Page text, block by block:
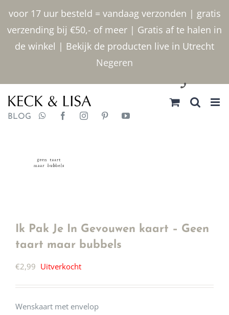
voor 17 uur besteld = vandaag verzonden | gratis
verzending bij €50,- of meer | Gratis af te halen in
de winkel | Bekijk de producten live in Utrecht
Negeren
inhoud
030 2400000
BLOG
Ik Pak Je In Gevouwen kaart – Geen
taart maar bubbels
€2,99 Uitverkocht
Wenskaart met envelop